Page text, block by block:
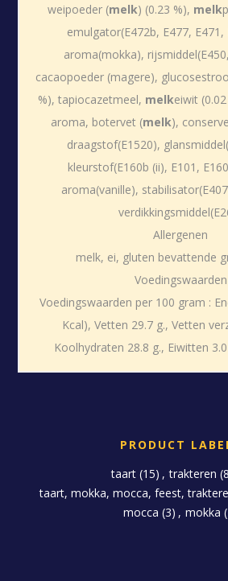
weipoeder (melk) (0.23 %), melk
emulgator(E472b, E477, E471,
aroma(mokka),
cacaopoeder (magere),
%), tapiocazetmeel, melkeiwit
aroma, botervet (melk),
draagstof(E1520),
kleurstof(E160b (ii), E101,
aroma(vanille),
Allergenen
melk, ei, gluten bevattende
Voedingswaarden
Voedingswaarden per 100 gram :
Kcal), Vetten 29.7 g., Vetten
Koolhydraten 28.8 g., Eiwitten
PRODUCT
taart (15) , trakteren
taart, mokka, mocca, feest,
mocca (3) , mokka